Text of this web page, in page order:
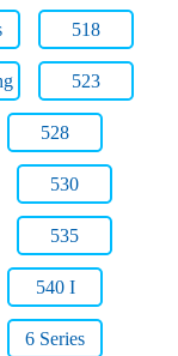
518
523
528
530
535
540 I
6 Series